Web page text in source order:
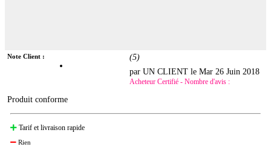
Note Client : (5)
par UN CLIENT leMar 26 Juin 2018
Acheteur Certifié - Nombre d'avis :
Produit conforme
Tarif et livraison rapide
Rien